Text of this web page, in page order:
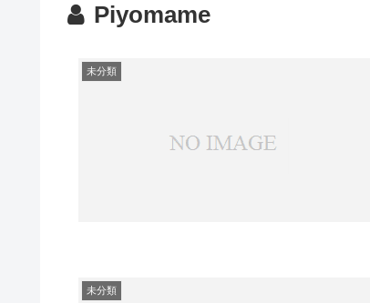
Piyomame
未分類
未分類